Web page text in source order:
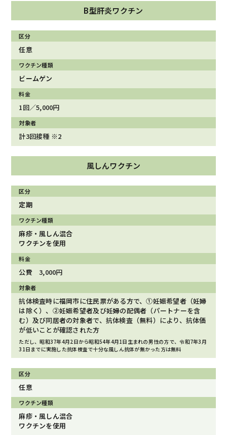
B型肝炎ワクチン
任意
ビームゲン
1回／5,000円
計3回接種 ※2
風しんワクチン
定期
麻疹・風しん混合
ワクチンを使用
公費 3,000円
抗体検査時に福岡市に住民票がある方で、①妊娠希望者（妊婦
は除く）、②妊娠希望者及び妊婦の配偶者（パートナーを含
む）及び同居者の対象者で、抗体検査（無料）により、抗体価
が低いことが確認された方
ただし、昭和37年4月2日から昭和54年4月1日生まれの男性の方で、令和7年3月
31日までに実施した抗体検査で十分な風しん抗体が無かった方は無料
任意
麻疹・風しん混合
ワクチンを使用